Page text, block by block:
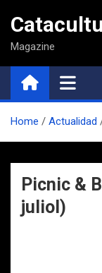
contenido
Magazine
Home Actualidad
Picnic &
juliol)